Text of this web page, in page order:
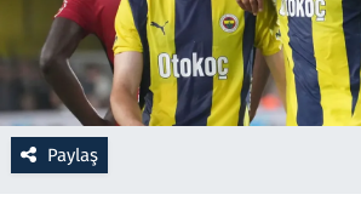
Paylaş
Rüya Tabirleri
Sağlık
Savunma Sanayi